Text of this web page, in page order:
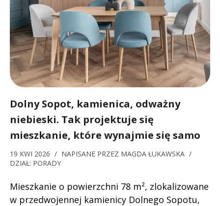
Dolny Sopot, kamienica, odważny
niebieski. Tak projektuje się
mieszkanie, które wynajmie się samo
19 KWI 2026 / NAPISANE PRZEZ MAGDA ŁUKAWSKA /
DZIAŁ: PORADY
Mieszkanie o powierzchni 78 m², zlokalizowane
w przedwojennej kamienicy Dolnego Sopotu,